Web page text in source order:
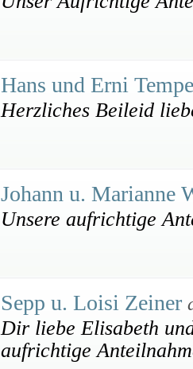
Hans und Erni
Herzliches Beileid
Johann u. Marianne
Unsere aufrichtige
Sepp u. Loisi Zeiner
Dir liebe Elisabeth
aufrichtige